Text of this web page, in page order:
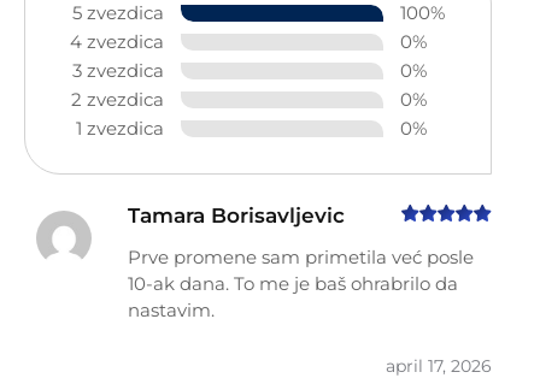
5 zvezdica
100%
4 zvezdica
0%
3 zvezdica
0%
2 zvezdica
0%
1 zvezdica
0%
Tamara Borisavljevic
Prve promene sam primetila već posle
10-ak dana. To me je baš ohrabrilo da
nastavim.
april 17, 2026